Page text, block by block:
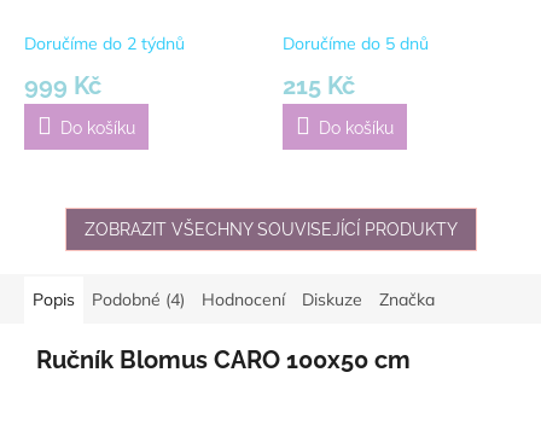
Doručíme do 2 týdnů
999 Kč
Do košíku
Doručíme do 5 dnů
215 Kč
Do košíku
ZOBRAZIT VŠECHNY SOUVISEJÍCÍ PRODUKTY
Popis Podobné (4) Hodnocení Diskuze Značka
Ručník Blomus CARO 100x50 cm